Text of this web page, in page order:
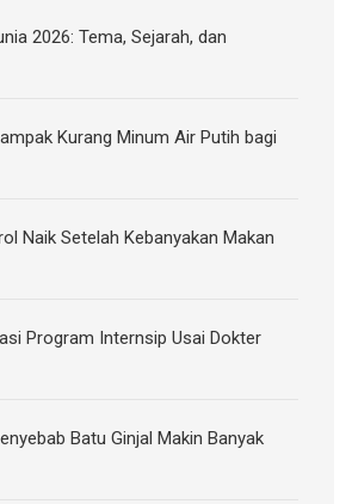
2026: Tema, Sejarah, dan
Kurang Minum Air Putih bagi
Naik Setelah Kebanyakan Makan
Program Internsip Usai Dokter
Batu Ginjal Makin Banyak